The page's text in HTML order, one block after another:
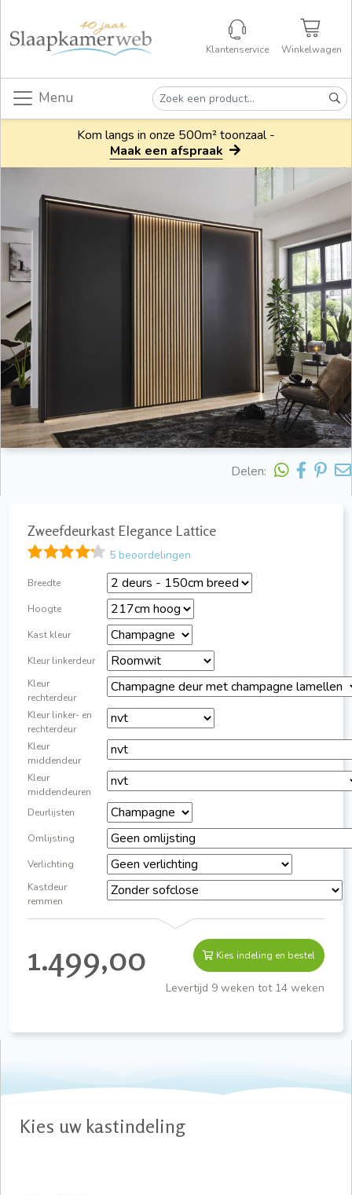
Klantenservice Winkelwagen
Menu
Kom langs in onze 500m² toonzaal -
Maak een afspraak
Delen:
Zweefdeurkast Elegance Lattice
5 beoordelingen
Breedte
Hoogte
Kast kleur
Kleur linkerdeur
Kleur
rechterdeur
Kleur linker- en
rechterdeur
Kleur
middendeur
Kleur
middendeuren
Deurlijsten
Omlijsting
Verlichting
Kastdeur
remmen
1.499,00 Kies indeling en bestel
Levertijd 9 weken tot 14 weken
Kies uw kastindeling